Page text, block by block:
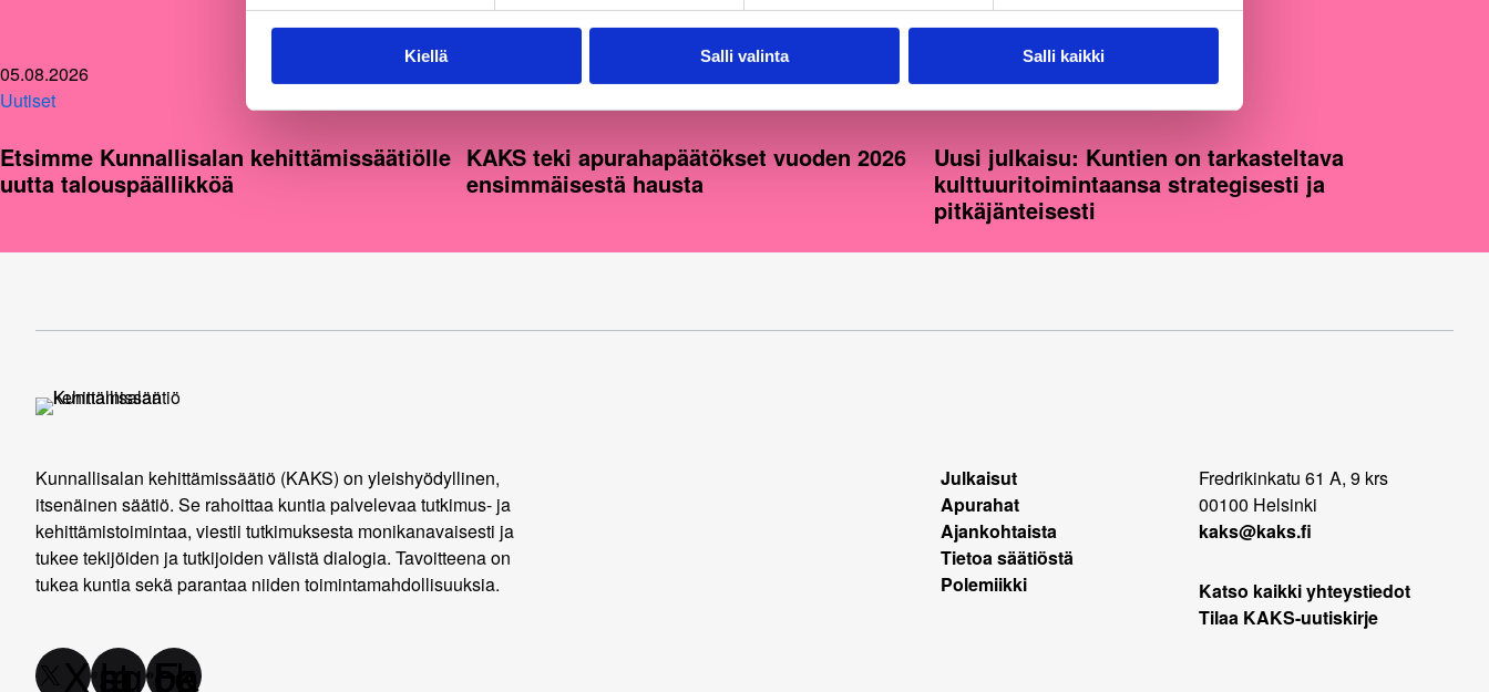
Kiellä Salli valinta Salli kaikki
05.08.2026
Uutiset
Etsimme Kunnallisalan kehittämissäätiölle
uutta talouspäällikköä
KAKS teki apurahapäätökset vuoden 2026
ensimmäisestä hausta
Uusi julkaisu: Kuntien on tarkasteltava
kulttuuritoimintaansa strategisesti ja
pitkäjänteisesti
Kunnallisalan kehittämissäätiö (KAKS) on yleishyödyllinen,
itsenäinen säätiö. Se rahoittaa kuntia palvelevaa tutkimus- ja
kehittämistoimintaa, viestii tutkimuksesta monikanavaisesti ja
tukee tekijöiden ja tutkijoiden välistä dialogia. Tavoitteena on
tukea kuntia sekä parantaa niiden toimintamahdollisuuksia.
XInstagram Facebook
Julkaisut
Apurahat
Ajankohtaista
Tietoa säätiöstä
Polemiikki
Fredrikinkatu 61 A, 9 krs
00100 Helsinki
kaks@kaks.fi
Katso kaikki yhteystiedot
Tilaa KAKS-uutiskirje